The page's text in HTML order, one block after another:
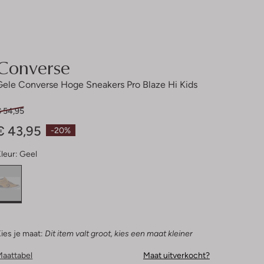
Converse Hoge Sneakers Pro Blaze Hi Kids
-20%
54,95
43,95
Geel
je maat: Dit item valt groot, kies een maat kleiner
Maat uitverkocht?